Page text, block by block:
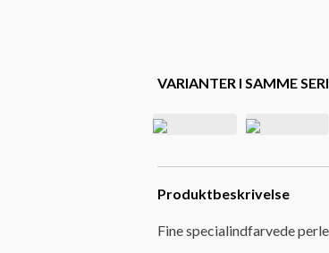
VARIANTER I SAMME
Produktbeskrivelse
Fine specialindfarvede